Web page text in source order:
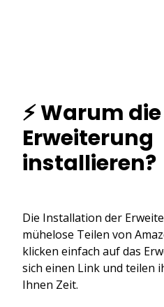
⚡ Warum die
Erweiterung
installieren?
Die Installation der
mühelose Teilen von
klicken einfach auf das
sich einen Link und teilen
Ihnen Zeit.